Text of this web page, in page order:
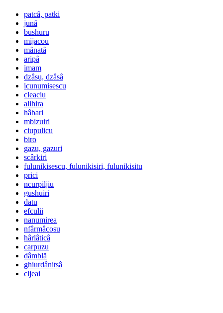
patcâ, patki
junâ
bushuru
mijacou
mânatâ
aripâ
imam
dzâsu, dzâsâ
icunumisescu
cleaciu
alihira
hâbari
mbizuiri
ciupulicu
biro
gazu, gazuri
scârkiri
fulunikisescu, fulunikisiri, fulunikisitu
prici
ncurpiljiu
gushuiri
datu
efculii
nanumirea
nfârmâcosu
hârlâticâ
carpuzu
dâmblă
ghiurdânitsâ
cljeai